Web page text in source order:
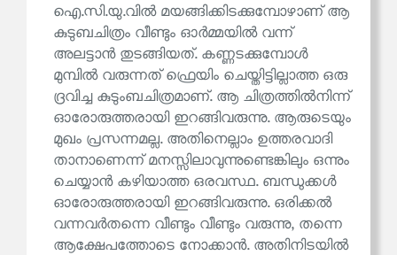
ഐ.സി.യു.വിൽ മയങ്ങിക്കിടക്കുമ്പോഴാണ് ആ
കുടുബചിത്രം വീണ്ടും ഓർമ്മയിൽ വന്ന്
അലട്ടാൻ തുടങ്ങിയത്. കണ്ണടക്കുമ്പോൾ
മുമ്പിൽ വരുന്നത് ഫ്രെയിം ചെയ്തിട്ടില്ലാത്ത ഒരു
ദ്രവിച്ച കുടുംബചിത്രമാണ്. ആ ചിത്രത്തിൽനിന്ന്
ഓരോരുത്തരായി ഇറങ്ങിവരുന്നു. ആരുടെയും
മുഖം പ്രസന്നമല്ല. അതിനെല്ലാം ഉത്തരവാദി
താനാണെന്ന് മനസ്സിലാവുന്നുണ്ടെങ്കിലും ഒന്നും
ചെയ്യാൻ കഴിയാത്ത ഒരവസ്ഥ. ബന്ധുക്കൾ
ഓരോരുത്തരായി ഇറങ്ങിവരുന്നു. ഒരിക്കൽ
വന്നവർതന്നെ വീണ്ടും വീണ്ടും വരുന്നു, തന്നെ
ആക്ഷേപത്തോടെ നോക്കാൻ. അതിനിടയിൽ